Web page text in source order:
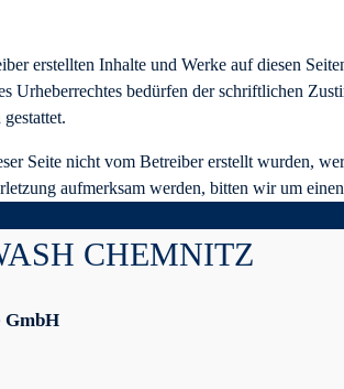
erstellten Inhalte und Werke auf diesen
Urheberrechtes bedürfen der schriftlichen
Seite nicht vom Betreiber erstellt wurden,
aufmerksam werden, bitten wir um
CHEMNITZ
GmbH